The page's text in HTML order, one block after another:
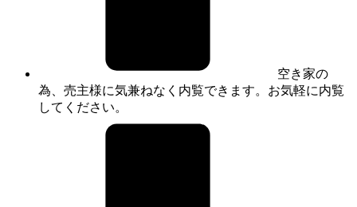
空き家の
為、売主様に気兼ねなく内覧できます。お気軽に内覧
してください。